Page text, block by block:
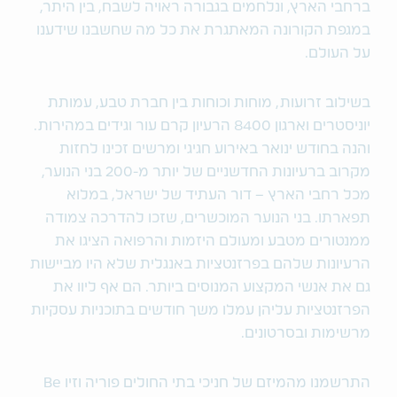
ברחבי הארץ, ונלחמים בגבורה ראויה לשבח, בין היתר,
במגפת הקורונה המאתגרת את כל מה שחשבנו שידענו
על העולם.
בשילוב זרועות, מוחות וכוחות בין חברת טבע, עמותת
יוניסטרים וארגון 8400 הרעיון קרם עור וגידים במהירות.
והנה בחודש ינואר באירוע חגיגי ומרשים זכינו לחזות
מקרוב ברעיונות החדשניים של יותר מ-200 בני הנוער,
מכל רחבי הארץ – דור העתיד של ישראל, במלוא
תפארתו. בני הנוער המוכשרים, שזכו להדרכה צמודה
ממנטורים מטבע ומעולם היזמות והרפואה הציגו את
הרעיונות שלהם בפרזנטציות באנגלית שלא היו מביישות
גם את אנשי המקצוע המנוסים ביותר. הם אף ליוו את
הפרזנטציות עליהן עמלו משך חודשים בתוכניות עסקיות
מרשימות ובסרטונים.
התרשמנו מהמיזם של חניכי בתי החולים פוריה וזיו Be